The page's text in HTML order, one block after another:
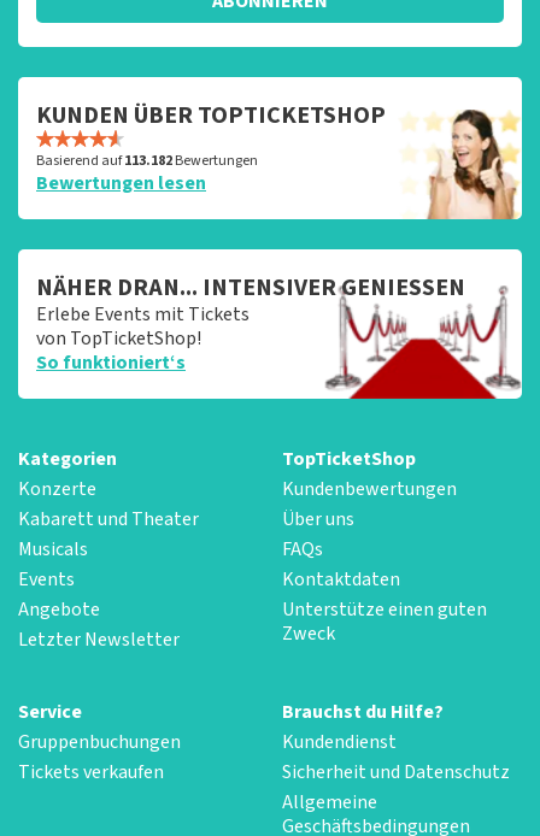
KUNDEN ÜBER TOPTICKETSHOP
Basierend auf113.182Bewertungen
Bewertungen lesen
NÄHER DRAN... INTENSIVER GENIESSEN
Erlebe Events mit Tickets
von TopTicketShop!
So funktioniert‘s
Kategorien
Konzerte
Kabarett und Theater
Musicals
Events
Angebote
Letzter Newsletter
TopTicketShop
Kundenbewertungen
Über uns
FAQs
Kontaktdaten
Unterstütze einen guten
Zweck
Service
Gruppenbuchungen
Tickets verkaufen
Brauchst du Hilfe?
Kundendienst
Sicherheit und Datenschutz
Allgemeine
Geschäftsbedingungen